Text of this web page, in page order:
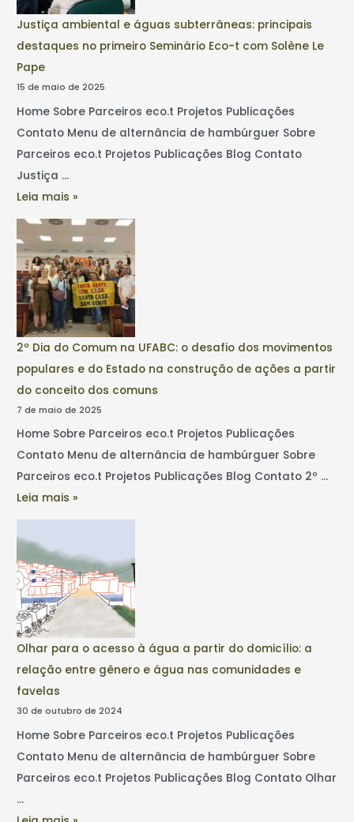
Justiça ambiental e águas subterrâneas: principais
destaques no primeiro Seminário Eco-t com Solène Le
Pape
15 de maio de 2025
Home Sobre Parceiros eco.t Projetos Publicações
Contato Menu de alternância de hambúrguer Sobre
Parceiros eco.t Projetos Publicações Blog Contato
Justiça …
Leia mais »
2º Dia do Comum na UFABC: o desafio dos movimentos
populares e do Estado na construção de ações a partir
do conceito dos comuns
7 de maio de 2025
Home Sobre Parceiros eco.t Projetos Publicações
Contato Menu de alternância de hambúrguer Sobre
Parceiros eco.t Projetos Publicações Blog Contato 2º …
Leia mais »
Olhar para o acesso à água a partir do domicílio: a
relação entre gênero e água nas comunidades e
favelas
30 de outubro de 2024
Home Sobre Parceiros eco.t Projetos Publicações
Contato Menu de alternância de hambúrguer Sobre
Parceiros eco.t Projetos Publicações Blog Contato Olhar
…